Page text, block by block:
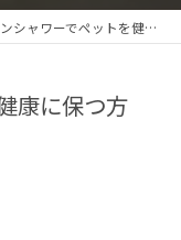
ャワーでペットを健康に保つ方法
康に保つ方